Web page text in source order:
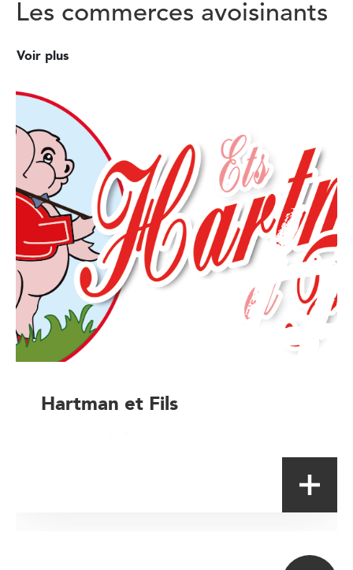
Les commerces avoisinants
Voir plus
Hartman et Fils